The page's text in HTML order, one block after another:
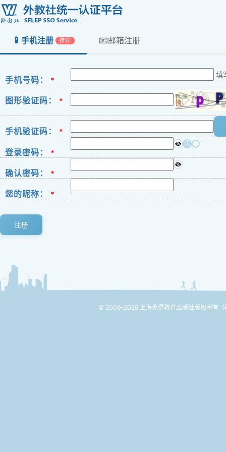
📱 手机注册 推荐 📧邮箱注册
手机号码： *
填
图形验证码： *
手机验证码： *
登录密码： *
ⓘ
确认密码： *
您的昵称： *
注册
© 2009-2026 上海外语教育出版社版权所有